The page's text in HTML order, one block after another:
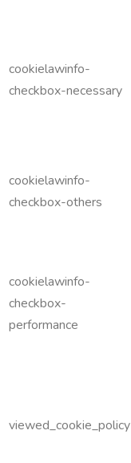
cookielawinfo-
checkbox-necessary
cookielawinfo-
checkbox-others
cookielawinfo-
checkbox-
performance
viewed_cookie_policy